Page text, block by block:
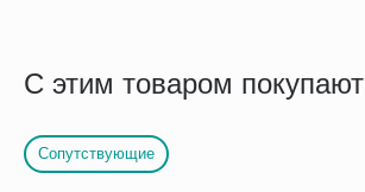
С этим товаром покупают
Сопутствующие